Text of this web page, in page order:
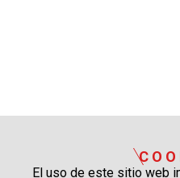
El uso de este sitio web